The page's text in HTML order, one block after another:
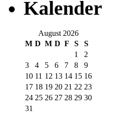
Kalender
August 2026
M D M D F S
S
1
2
3
4 5 6 7 8
9
10 11 12 13 14 15 16
17 18 19 20 21 22 23
24 25 26 27 28 29 30
31